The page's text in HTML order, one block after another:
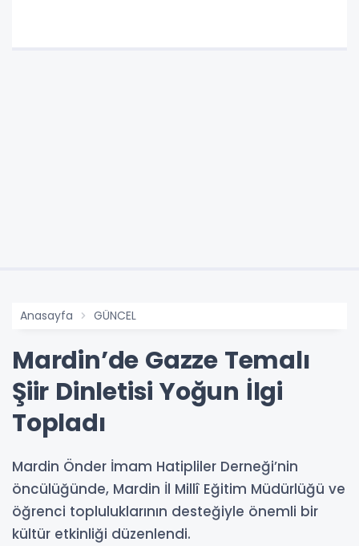
Anasayfa GÜNCEL
Mardin’de Gazze Temalı
Şiir Dinletisi Yoğun İlgi
Topladı
Mardin Önder İmam Hatipliler Derneği’nin
öncülüğünde, Mardin İl Millî Eğitim Müdürlüğü ve
öğrenci topluluklarının desteğiyle önemli bir
kültür etkinliği düzenlendi.